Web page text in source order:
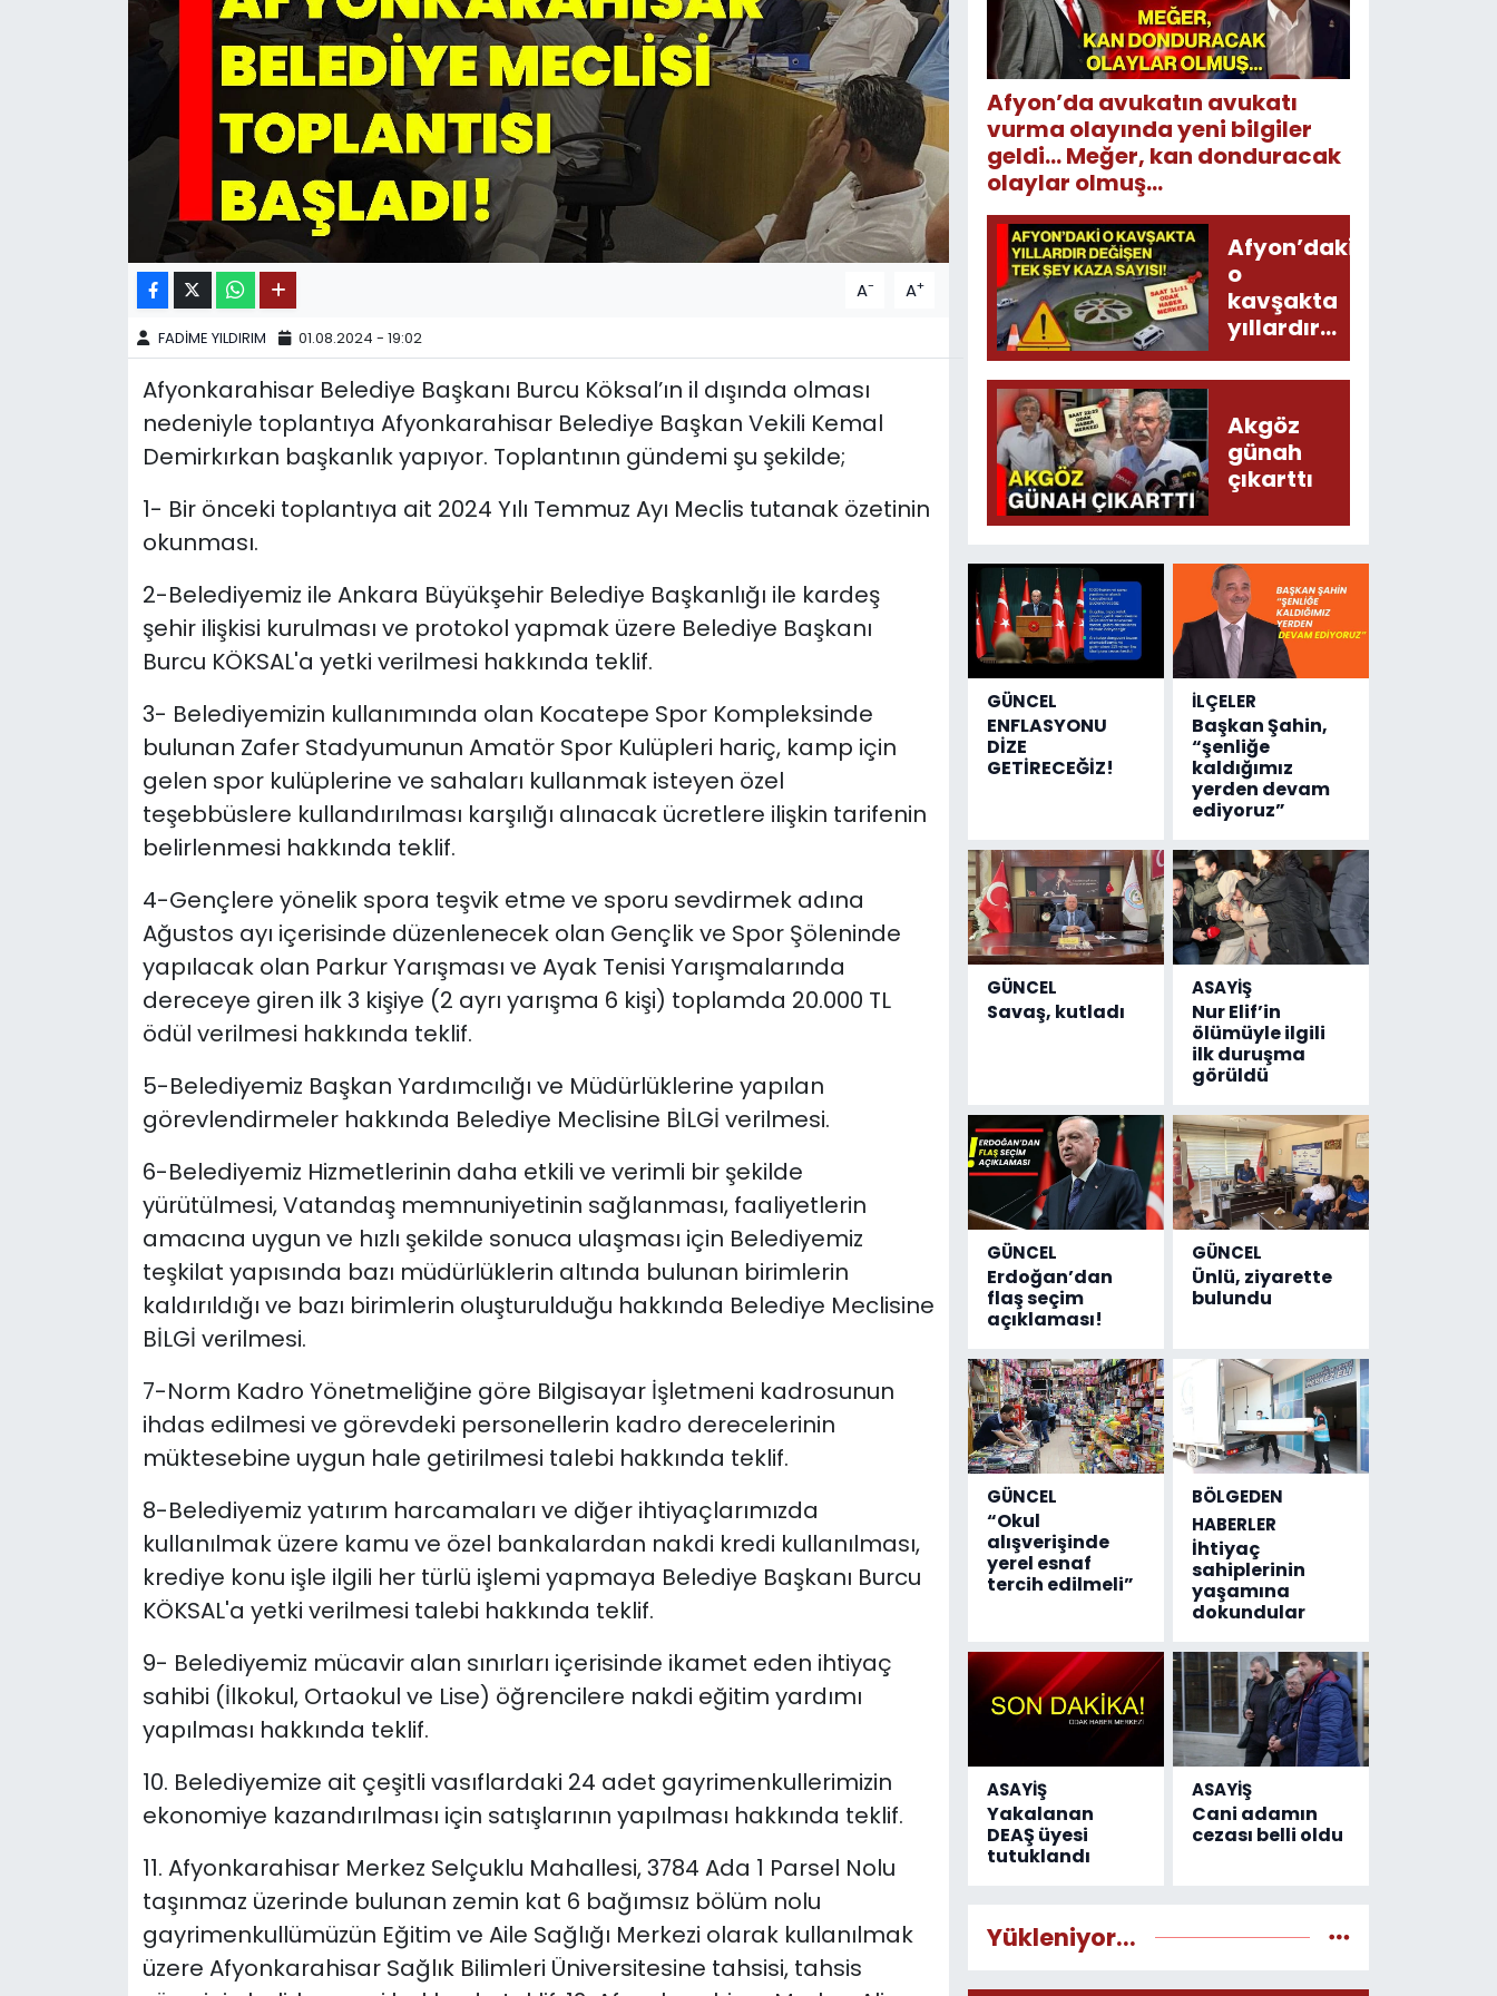
A- A+
FADİME YILDIRIM 01.08.2024 - 19:02
Afyonkarahisar Belediye Başkanı Burcu Köksal’ın il dışında olması
nedeniyle toplantıya Afyonkarahisar Belediye Başkan Vekili Kemal
Demirkırkan başkanlık yapıyor. Toplantının gündemi şu şekilde;
1- Bir önceki toplantıya ait 2024 Yılı Temmuz Ayı Meclis tutanak özetinin
okunması.
2-Belediyemiz ile Ankara Büyükşehir Belediye Başkanlığı ile kardeş
şehir ilişkisi kurulması ve protokol yapmak üzere Belediye Başkanı
Burcu KÖKSAL'a yetki verilmesi hakkında teklif.
3- Belediyemizin kullanımında olan Kocatepe Spor Kompleksinde
bulunan Zafer Stadyumunun Amatör Spor Kulüpleri hariç, kamp için
gelen spor kulüplerine ve sahaları kullanmak isteyen özel
teşebbüslere kullandırılması karşılığı alınacak ücretlere ilişkin tarifenin
belirlenmesi hakkında teklif.
4-Gençlere yönelik spora teşvik etme ve sporu sevdirmek adına
Ağustos ayı içerisinde düzenlenecek olan Gençlik ve Spor Şöleninde
yapılacak olan Parkur Yarışması ve Ayak Tenisi Yarışmalarında
dereceye giren ilk 3 kişiye (2 ayrı yarışma 6 kişi) toplamda 20.000 TL
ödül verilmesi hakkında teklif.
5-Belediyemiz Başkan Yardımcılığı ve Müdürlüklerine yapılan
görevlendirmeler hakkında Belediye Meclisine BİLGİ verilmesi.
6-Belediyemiz Hizmetlerinin daha etkili ve verimli bir şekilde
yürütülmesi, Vatandaş memnuniyetinin sağlanması, faaliyetlerin
amacına uygun ve hızlı şekilde sonuca ulaşması için Belediyemiz
teşkilat yapısında bazı müdürlüklerin altında bulunan birimlerin
kaldırıldığı ve bazı birimlerin oluşturulduğu hakkında Belediye Meclisine
BİLGİ verilmesi.
7-Norm Kadro Yönetmeliğine göre Bilgisayar İşletmeni kadrosunun
ihdas edilmesi ve görevdeki personellerin kadro derecelerinin
müktesebine uygun hale getirilmesi talebi hakkında teklif.
8-Belediyemiz yatırım harcamaları ve diğer ihtiyaçlarımızda
kullanılmak üzere kamu ve özel bankalardan nakdi kredi kullanılması,
krediye konu işle ilgili her türlü işlemi yapmaya Belediye Başkanı Burcu
KÖKSAL'a yetki verilmesi talebi hakkında teklif.
9- Belediyemiz mücavir alan sınırları içerisinde ikamet eden ihtiyaç
sahibi (İlkokul, Ortaokul ve Lise) öğrencilere nakdi eğitim yardımı
yapılması hakkında teklif.
10. Belediyemize ait çeşitli vasıflardaki 24 adet gayrimenkullerimizin
ekonomiye kazandırılması için satışlarının yapılması hakkında teklif.
11. Afyonkarahisar Merkez Selçuklu Mahallesi, 3784 Ada 1 Parsel Nolu
taşınmaz üzerinde bulunan zemin kat 6 bağımsız bölüm nolu
gayrimenkullümüzün Eğitim ve Aile Sağlığı Merkezi olarak kullanılmak
üzere Afyonkarahisar Sağlık Bilimleri Üniversitesine tahsisi, tahsis
Afyon’da avukatın avukatı
vurma olayında yeni bilgiler
geldi... Meğer, kan donduracak
olaylar olmuş...
Afyon’daki
o
kavşakta
yıllardır
değişen
tek şey
sayısı!
Akgöz
günah
çıkarttı
GÜNCEL
ENFLASYONU
DİZE
GETİRECEĞİZ!
İLÇELER
Başkan Şahin,
“şenliğe
kaldığımız
yerden devam
ediyoruz”
GÜNCEL
Savaş, kutladı
ASAYİŞ
Nur Elif’in
ölümüyle ilgili
ilk duruşma
görüldü
GÜNCEL
Erdoğan’dan
flaş seçim
açıklaması!
GÜNCEL
Ünlü, ziyarette
bulundu
GÜNCEL
“Okul
alışverişinde
yerel esnaf
tercih edilmeli”
BÖLGEDEN
HABERLER
İhtiyaç
sahiplerinin
yaşamına
dokundular
ASAYİŞ
Yakalanan
DEAŞ üyesi
tutuklandı
ASAYİŞ
Cani adamın
cezası belli oldu
Yükleniyor...